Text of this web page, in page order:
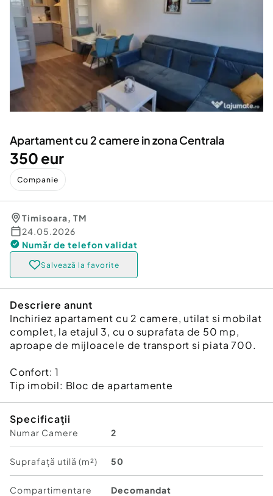
Servicii
Animale de companie
Afaceri și echipamente profesionale
Inchiriere Bunuri si Vehicule
Utilaje agricole si industriale
Piese auto si accesorii
Dacia Duster
Apartament cu 2 camere in zona Centrala
350 eur
Companie
Timisoara, TM
24.05.2026
Număr de telefon validat
Salvează la favorite
Descriere anunt
Inchiriez apartament cu 2 camere, utilat si mobilat
complet, la etajul 3, cu o suprafata de 50 mp,
aproape de mijloacele de transport si piata 700.
Confort:1
Tip imobil: Bloc de apartamente
Specificații
Numar Camere 2
Suprafață utilă (m²) 50
Compartimentare Decomandat